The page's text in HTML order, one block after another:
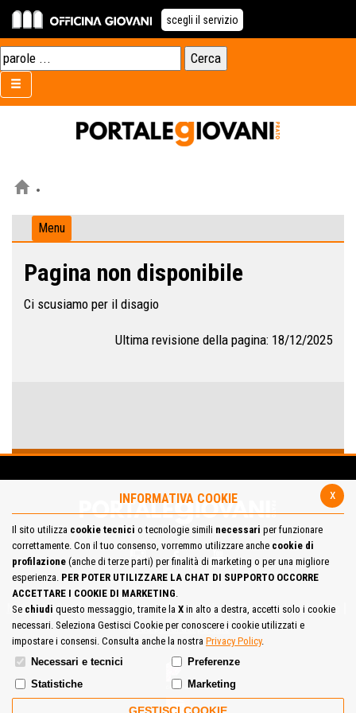
scegli il servizio
Menu
Pagina non disponibile
Ci scusiamo per il disagio
Ultima revisione della pagina: 18/12/2025
Mappa del Sito Privacy Policy Cookie Policy
Contatta la redazione
Cosa pensi del portale
x
INFORMATIVA COOKIE
Il sito utilizza cookie tecnici o tecnologie simili necessari per funzionare
correttamente. Con il tuo consenso, vorremmo utilizzare anche cookie di
profilazione (anche di terze parti) per finalità di marketing o per una migliore
esperienza. PER POTER UTILIZZARE LA CHAT DI SUPPORTO OCCORRE
ACCETTARE I COOKIE DI MARKETING.
Se chiudi questo messaggio, tramite la X in alto a destra, accetti solo i cookie
necessari. Seleziona Gestisci Cookie per conoscere i cookie utilizzati e
impostare i consensi. Consulta anche la nostra Privacy Policy.
Necessari e tecnici
Preferenze
Statistiche
Marketing